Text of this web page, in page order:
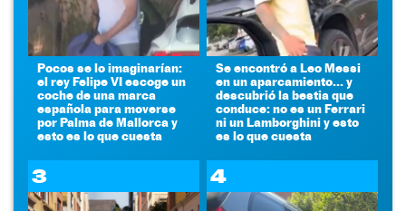
Pocos se lo imaginarían:
el rey Felipe VI escoge un
coche de una marca
española para moverse
por Palma de Mallorca y
esto es lo que cuesta
Se encontró a Leo Messi
en un aparcamiento... y
descubrió la bestia que
conduce: no es un Ferrari
ni un Lamborghini y esto
es lo que cuesta
3 4